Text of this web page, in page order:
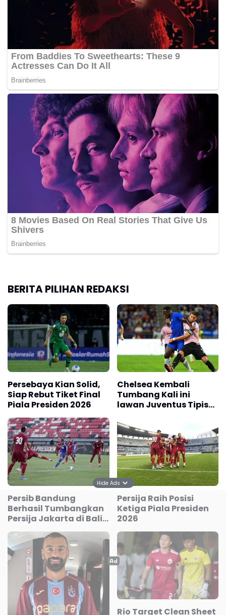
BERITA PILIHAN REDAKSI
Persebaya Kian Solid,
Siap Rebut Tiket Final
Piala Presiden 2026
Chelsea Kembali
Tumbang Kali ini
lawan Juventus Tipis
Persib Bandung
Berhasil Tumbangkan
Persija Jakarta di Bali,
Persija Raih Posisi
Ketiga Piala Presiden
2026
Rio Target Clean Sheet
Hide Ads